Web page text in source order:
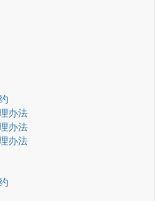
办法
办法
办法